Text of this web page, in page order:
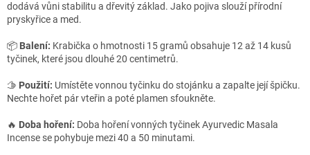
dodává vůni stabilitu a dřevitý základ. Jako pojiva slouží přírodní
pryskyřice a med.
📦 Balení: Krabička o hmotnosti 15 gramů obsahuje 12 až 14 kusů
tyčinek, které jsou dlouhé 20 centimetrů.
🫱 Použití: Umístěte vonnou tyčinku do stojánku a zapalte její špičku.
Nechte hořet pár vteřin a poté plamen sfoukněte.
🔥 Doba hoření: Doba hoření vonných tyčinek Ayurvedic Masala
Incense se pohybuje mezi 40 a 50 minutami.